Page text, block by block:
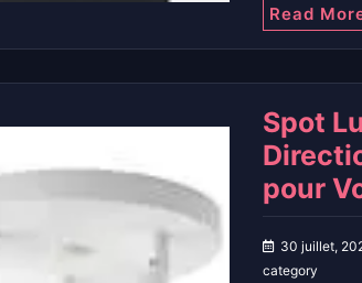
Read
Spot
pour
30 juillet,
category